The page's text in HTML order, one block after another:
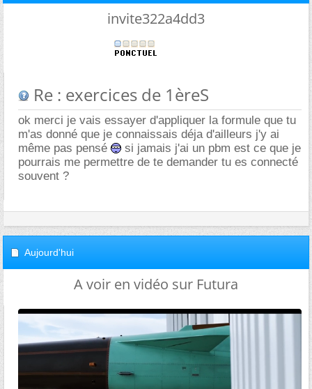
invite322a4dd3
Re : exercices de 1èreS
ok merci je vais essayer d'appliquer la formule que tu
m'as donné que je connaissais déja d'ailleurs j'y ai
même pas pensé
si jamais j'ai un pbm est ce que je
pourrais me permettre de te demander tu es connecté
souvent ?
Aujourd'hui
A voir en vidéo sur Futura